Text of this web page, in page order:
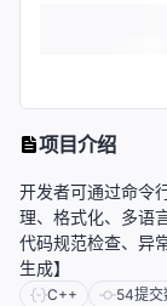
项目介绍
开发者可通过命令
理、格式化、多语
代码规范检查、异
生成】
C++ 54提交